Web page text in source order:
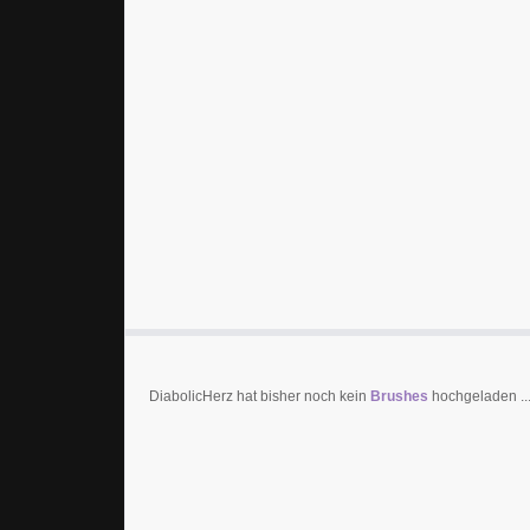
DiabolicHerz hat bisher noch kein Brushes hochgeladen ...